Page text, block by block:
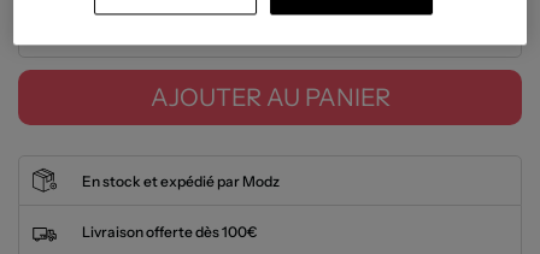
AJOUTER AU PANIER
En stock et expédié par Modz
Livraison offerte dès 100€